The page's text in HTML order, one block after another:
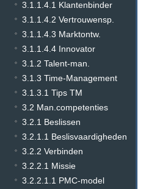
3.1.1.4.1 Klantenbinder
3.1.1.4.2 Vertrouwensp.
3.1.1.4.3 Marktontw.
3.1.1.4.4 Innovator
3.1.2 Talent-man.
3.1.3 Time-Management
3.1.3.1 Tips TM
3.2 Man.competenties
3.2.1 Beslissen
3.2.1.1 Beslisvaardigheden
3.2.2 Verbinden
3.2.2.1 Missie
3.2.2.1.1 PMC-model